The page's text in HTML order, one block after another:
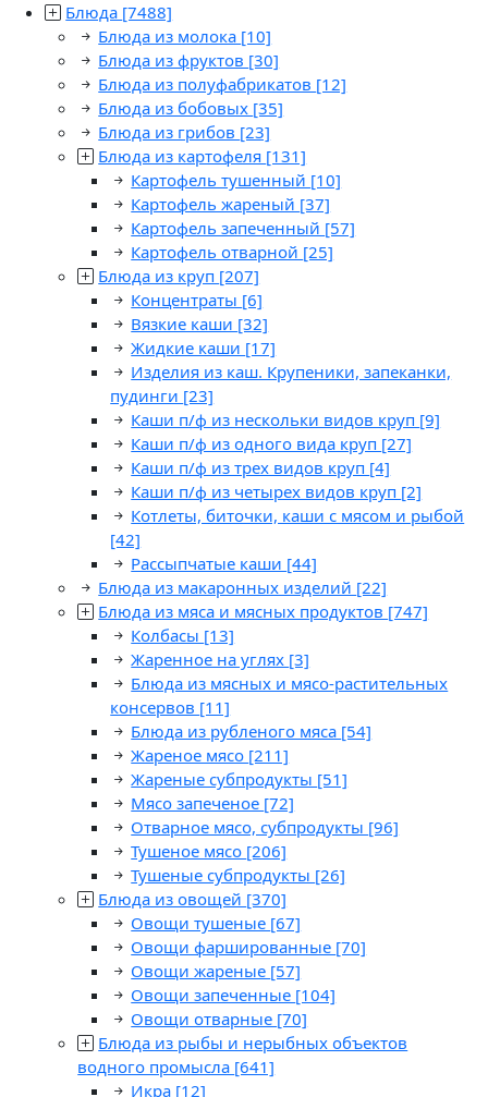
Блюда [7488]
Блюда из молока [10]
Блюда из фруктов [30]
Блюда из полуфабрикатов [12]
Блюда из бобовых [35]
Блюда из грибов [23]
Блюда из картофеля [131]
Картофель тушенный [10]
Картофель жареный [37]
Картофель запеченный [57]
Картофель отварной [25]
Блюда из круп [207]
Концентраты [6]
Вязкие каши [32]
Жидкие каши [17]
Изделия из каш. Крупеники, запеканки,
пудинги [23]
Каши п/ф из нескольки видов круп [9]
Каши п/ф из одного вида круп [27]
Каши п/ф из трех видов круп [4]
Каши п/ф из четырех видов круп [2]
Котлеты, биточки, каши с мясом и рыбой
[42]
Рассыпчатые каши [44]
Блюда из макаронных изделий [22]
Блюда из мяса и мясных продуктов [747]
Колбасы [13]
Жаренное на углях [3]
Блюда из мясных и мясо-растительных
консервов [11]
Блюда из рубленого мяса [54]
Жареное мясо [211]
Жареные субпродукты [51]
Мясо запеченое [72]
Отварное мясо, субпродукты [96]
Тушеное мясо [206]
Тушеные субпродукты [26]
Блюда из овощей [370]
Овощи тушеные [67]
Овощи фаршированные [70]
Овощи жареные [57]
Овощи запеченные [104]
Овощи отварные [70]
Блюда из рыбы и нерыбных объектов
водного промысла [641]
Икра [12]